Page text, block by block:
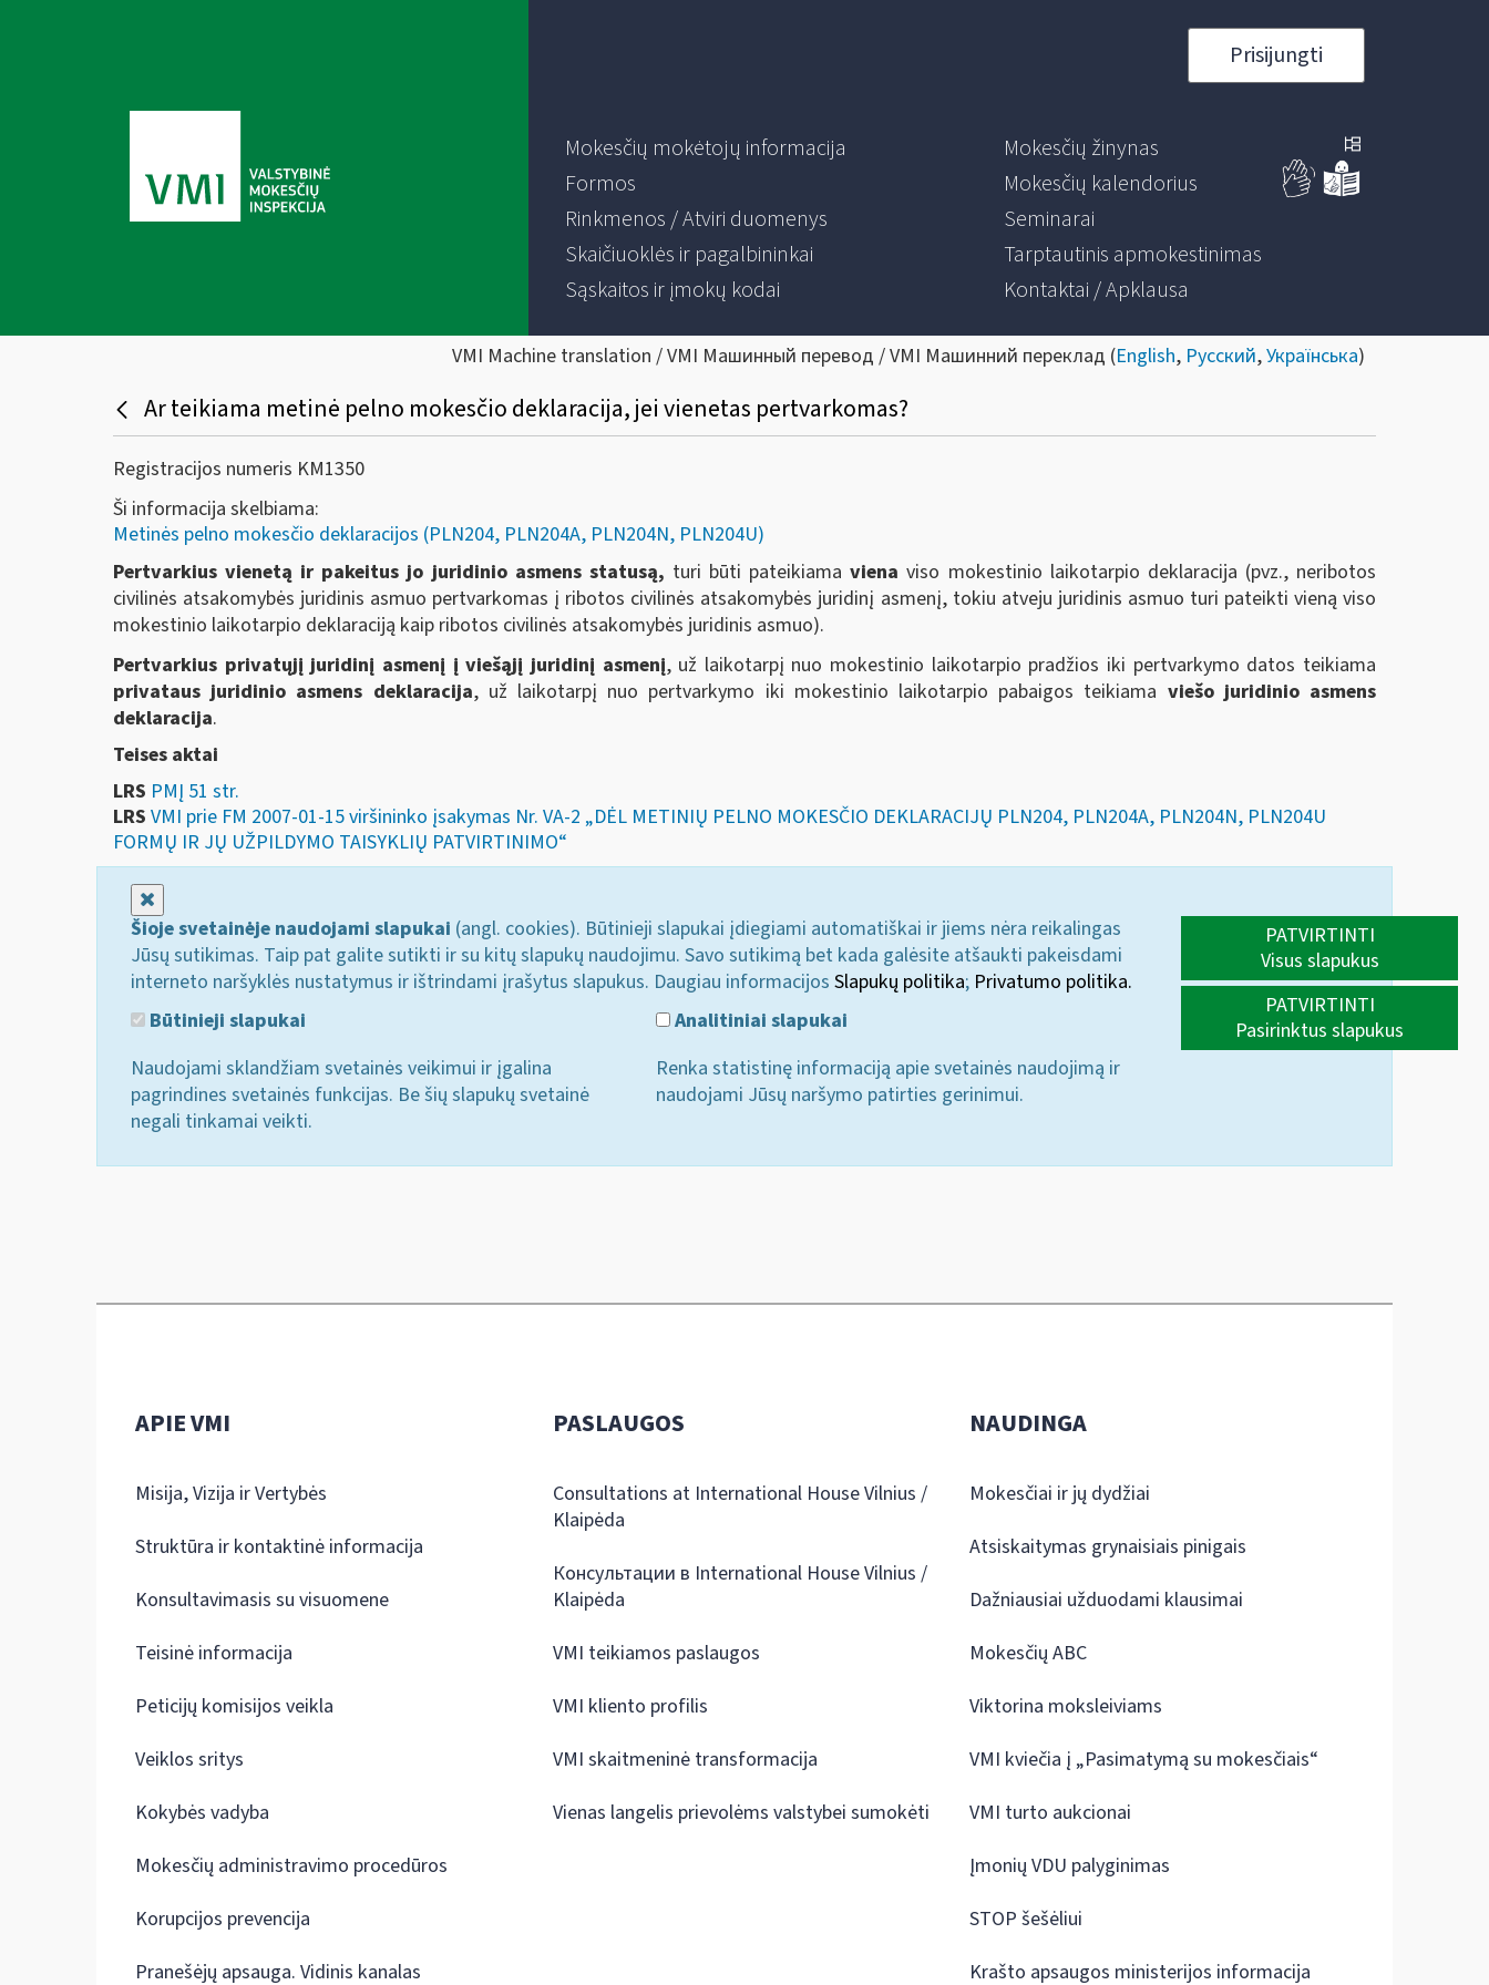
Prisijungti
Mokesčių mokėtojų informacija
Formos
Rinkmenos / Atviri duomenys
Skaičiuoklės ir pagalbininkai
Sąskaitos ir įmokų kodai
Mokesčių žinynas
Mokesčių kalendorius
Seminarai
Tarptautinis apmokestinimas
Kontaktai / Apklausa
VMI Machine translation / VMI Машинный перевод / VMI Машинний переклад (English, Русский,Українська)
Ar teikiama metinė pelno mokesčio deklaracija, jei vienetas pertvarkomas?
Registracijos numeris KM1350
Ši informacija skelbiama:
Metinės pelno mokesčio deklaracijos (PLN204, PLN204A, PLN204N, PLN204U)
Pertvarkius vienetą ir pakeitus jo juridinio asmens statusą, turi būti pateikiamaviena viso mokestinio laikotarpio deklaracija (pvz., neribotos
civilinės atsakomybės juridinis asmuo pertvarkomas į ribotos civilinės atsakomybės juridinį asmenį, tokiu atveju juridinis asmuo turi pateikti vieną viso
mokestinio laikotarpio deklaraciją kaip ribotos civilinės atsakomybės juridinis asmuo).
Pertvarkius privatųjį juridinį asmenį į viešąjį juridinį asmenį, už laikotarpį nuo mokestinio laikotarpio pradžios iki pertvarkymo datos teikiama
privataus juridinio asmens deklaracija, už laikotarpį nuo pertvarkymo iki mokestinio laikotarpio pabaigos teikiama viešo juridinio asmens
deklaracija.
Teises aktai
LRS PMĮ 51 str.
LRS VMI prie FM 2007-01-15 viršininko įsakymas Nr. VA-2 „DĖL METINIŲ PELNO MOKESČIO DEKLARACIJŲ PLN204, PLN204A, PLN204N, PLN204U
FORMŲ IR JŲ UŽPILDYMO TAISYKLIŲ PATVIRTINIMO“
Šioje svetainėje naudojami slapukai (angl. cookies). Būtinieji slapukai įdiegiami automatiškai ir jiems nėra reikalingas
Jūsų sutikimas. Taip pat galite sutikti ir su kitų slapukų naudojimu. Savo sutikimą bet kada galėsite atšaukti pakeisdami
interneto naršyklės nustatymus ir ištrindami įrašytus slapukus. Daugiau informacijos Slapukų politika; Privatumo politika.
Būtinieji slapukai
Naudojami sklandžiam svetainės veikimui ir įgalina
pagrindines svetainės funkcijas. Be šių slapukų svetainė
negali tinkamai veikti.
Analitiniai slapukai
Renka statistinę informaciją apie svetainės naudojimą ir
naudojami Jūsų naršymo patirties gerinimui.
PATVIRTINTI
Visus slapukus
PATVIRTINTI
Pasirinktus slapukus
APIE VMI
Misija, Vizija ir Vertybės
Struktūra ir kontaktinė informacija
Konsultavimasis su visuomene
Teisinė informacija
Peticijų komisijos veikla
Veiklos sritys
Kokybės vadyba
Mokesčių administravimo procedūros
Korupcijos prevencija
Pranešėjų apsauga. Vidinis kanalas
PASLAUGOS
Consultations at International House Vilnius /
Klaipėda
Консультации в International House Vilnius /
Klaipėda
VMI teikiamos paslaugos
VMI kliento profilis
VMI skaitmeninė transformacija
Vienas langelis prievolėms valstybei sumokėti
NAUDINGA
Mokesčiai ir jų dydžiai
Atsiskaitymas grynaisiais pinigais
Dažniausiai užduodami klausimai
Mokesčių ABC
Viktorina moksleiviams
VMI kviečia į „Pasimatymą su mokesčiais“
VMI turto aukcionai
Įmonių VDU palyginimas
STOP šešėliui
Krašto apsaugos ministerijos informacija